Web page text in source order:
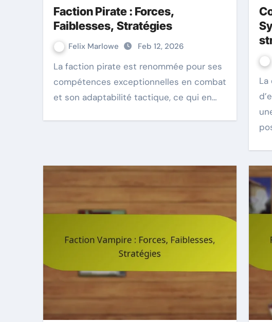
Faction Pirate : Forces,
Faiblesses, Stratégies
Felix Marlowe Feb 12, 2026
La faction pirate est renommée pour ses
compétences exceptionnelles en combat
et son adaptabilité tactique, ce qui en…
La combinaison de zombies et